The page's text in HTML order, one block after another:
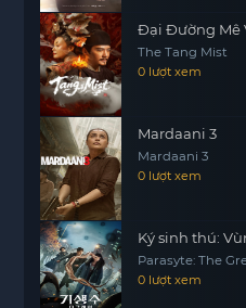
khách sạn này? Họ sẽ
và lòng tham, cũng như
sau những truyền thuyết.
Đừng Bước Vào là một
khám phá, tình bạn và
cuộc sống mang lại. Hãy
của những nhà thám
điều bất ngờ trong từng
Đại Đường Mê
The Tang Mist
0 lượt xem
Mardaani 3
Mardaani 3
0 lượt xem
Ký sinh thú:
Parasyte: The
0 lượt xem